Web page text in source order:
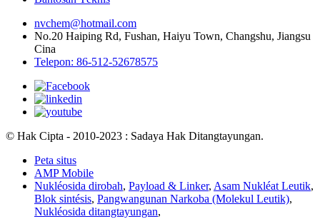
nvchem@hotmail.com
No.20 Haiping Rd, Fushan, Haiyu Town, Changshu, Jiangsu
Cina
Telepon: 86-512-52678575
© Hak Cipta - 2010-2023 : Sadaya Hak Ditangtayungan.
Peta situs
AMP Mobile
Nukléosida dirobah, Payload & Linker, Asam Nukléat Leutik,
Blok sintésis, Pangwangunan Narkoba (Molekul Leutik),
Nukléosida ditangtayungan,